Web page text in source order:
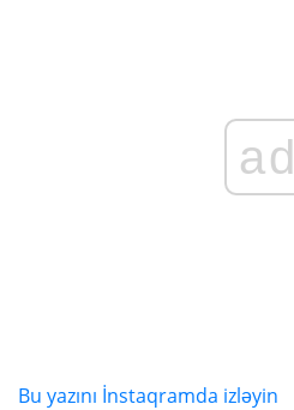
ad
Bu yazını İnstaqramda izləyin